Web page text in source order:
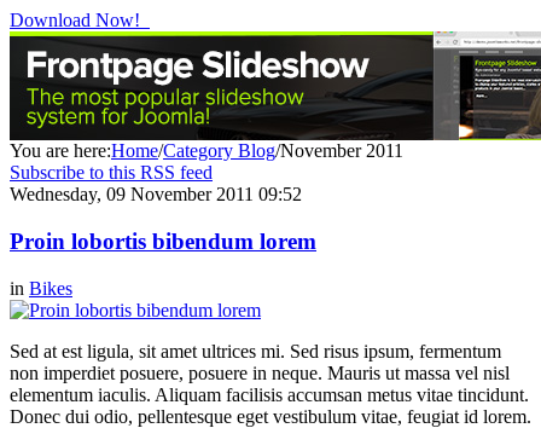
Download Now!
You are here:Home/Category Blog/November 2011
Subscribe to this RSS feed
Wednesday, 09 November 2011 09:52
Proin lobortis bibendum lorem
in Bikes
Sed at est ligula, sit amet ultrices mi. Sed risus ipsum, fermentum
non imperdiet posuere, posuere in neque. Mauris ut massa vel nisl
elementum iaculis. Aliquam facilisis accumsan metus vitae tincidunt.
Donec dui odio, pellentesque eget vestibulum vitae, feugiat id lorem.